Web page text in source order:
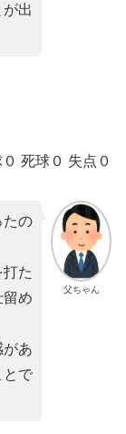
出
死球０ 失点０
父ちゃん
たの
た
留め
があ
とで